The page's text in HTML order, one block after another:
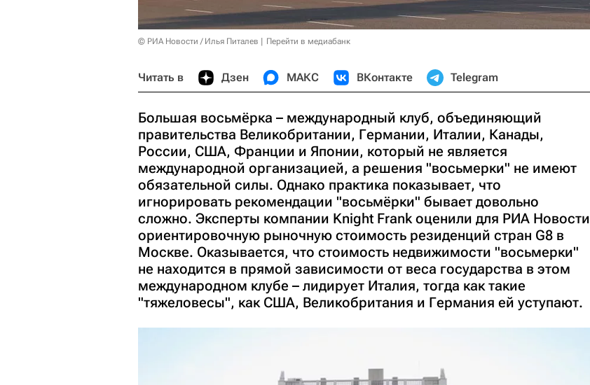
© РИА Новости / Илья Питалев Перейти в медиабанк
Читать в Дзен МАКС ВКонтакте Telegram
Большая восьмёрка – международный клуб, объединяющий
правительства Великобритании, Германии, Италии, Канады,
России, США, Франции и Японии, который не является
международной организацией, а решения "восьмерки" не имеют
обязательной силы. Однако практика показывает, что
игнорировать рекомендации "восьмёрки" бывает довольно
сложно. Эксперты компании Knight Frank оценили для РИА Новости
ориентировочную рыночную стоимость резиденций стран G8 в
Москве. Оказывается, что стоимость недвижимости "восьмерки"
не находится в прямой зависимости от веса государства в этом
международном клубе – лидирует Италия, тогда как такие
"тяжеловесы", как США, Великобритания и Германия ей уступают.